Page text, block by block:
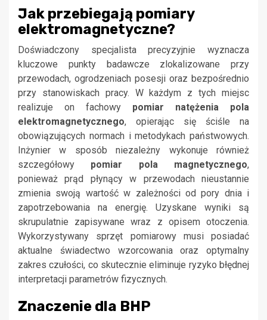
Jak przebiegają pomiary
elektromagnetyczne?
Doświadczony specjalista precyzyjnie wyznacza
kluczowe punkty badawcze zlokalizowane przy
przewodach, ogrodzeniach posesji oraz bezpośrednio
przy stanowiskach pracy. W każdym z tych miejsc
realizuje on fachowy pomiar natężenia pola
elektromagnetycznego, opierając się ściśle na
obowiązujących normach i metodykach państwowych.
Inżynier w sposób niezależny wykonuje również
szczegółowy pomiar pola magnetycznego,
ponieważ prąd płynący w przewodach nieustannie
zmienia swoją wartość w zależności od pory dnia i
zapotrzebowania na energię. Uzyskane wyniki są
skrupulatnie zapisywane wraz z opisem otoczenia.
Wykorzystywany sprzęt pomiarowy musi posiadać
aktualne świadectwo wzorcowania oraz optymalny
zakres czułości, co skutecznie eliminuje ryzyko błędnej
interpretacji parametrów fizycznych.
Znaczenie dla BHP